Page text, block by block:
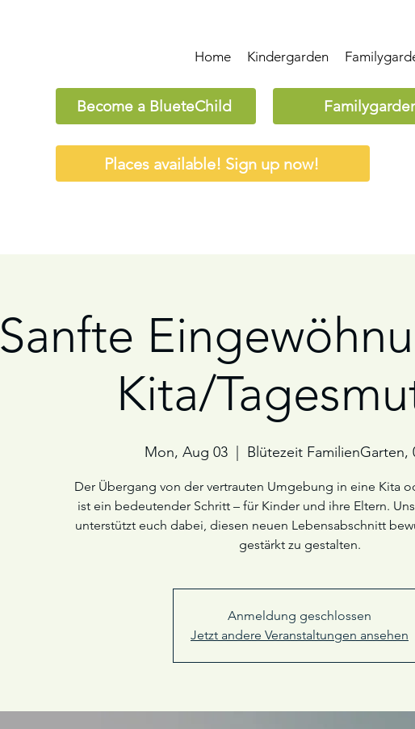
Home Kindergarden
Become a BlueteChild
Places available! Sign up now!
Sanfte
Kita/
Mon, Aug 03 Blütezeit FamilienGarten,
Der Übergang von der vertrauten Umgebung in eine Kita
ist ein bedeutender Schritt – für Kinder und ihre Eltern.
unterstützt euch dabei, diesen neuen Lebensabschnitt
gestärkt zu gestalten.
Anmeldung geschlossen
Jetzt andere Veranstaltungen ansehen